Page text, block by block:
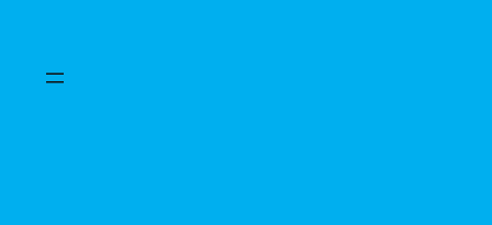
content